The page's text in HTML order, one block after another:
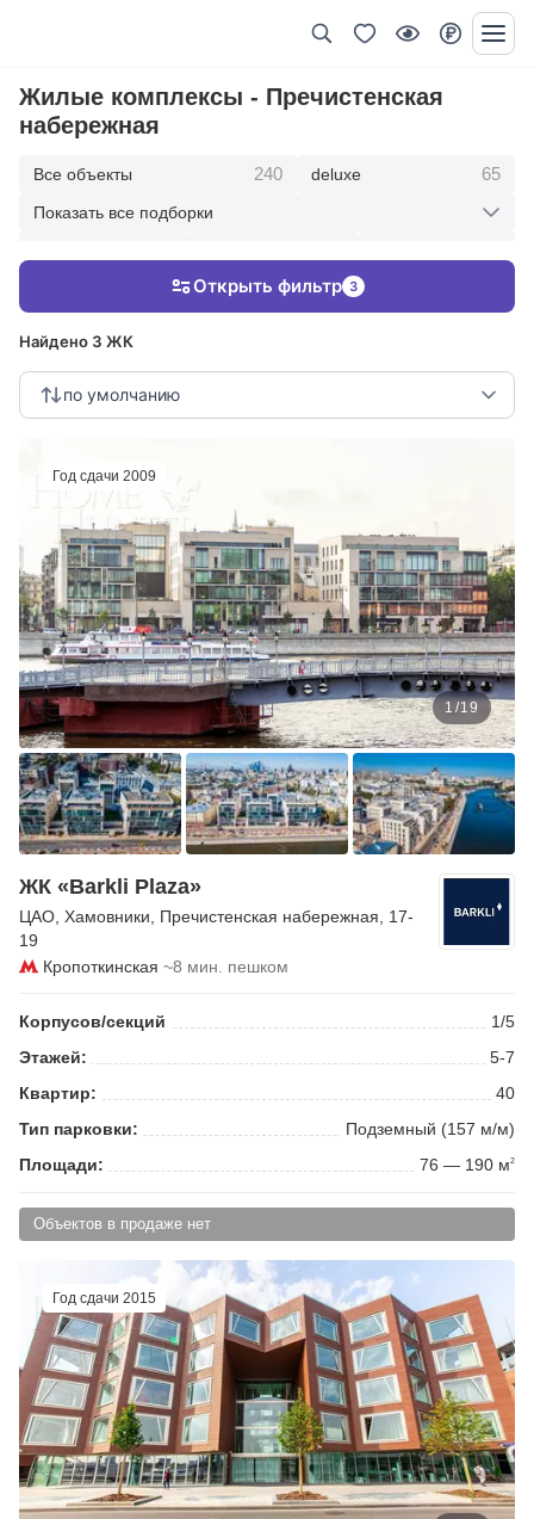
Жилые комплексы - Пречистенская
набережная
Все объекты 240 deluxe 65
123 клубные дома
Показать все подборки
Найдено 3 ЖК
по умолчанию
Открыть фильтр 3
Год сдачи 2009
1 /19
ЖК «Barkli Plaza»
ЦАО Хамовники Пречистенская набережная , 17-
19
Кропоткинская ~8 мин. пешком
Корпусов/секций
1/5
Этажей:
5-7
Квартир:
40
Тип парковки:
Подземный (157 м/м)
Площади:
76 — 190 м2
Объектов в продаже нет
Год сдачи 2015